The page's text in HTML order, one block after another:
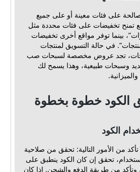
على فئات معينة أو على جميع
تمنح تخفيضات على فئات محددة مثل
بينما توفر مواقع أخرى تخفيضات
في حالة التسويق لمنتجات
تجد عروض مخصصة لسبحات صب
وسبحات طبيعية، وهذا يسمح لك
الكود خطوة بخطوة
الكود
من الأمور التالية: تحقق من صلاحية
تحقق إن كان الكود ينطبق على
وتأكد من طريقة الدفع والشحن. إذا كان